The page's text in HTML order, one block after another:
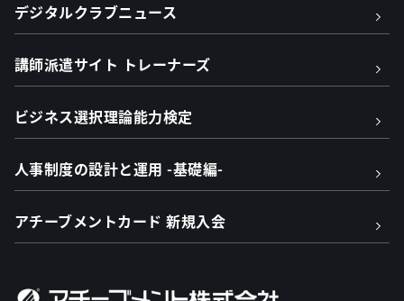
デジタルクラブニュース
講師派遣サイト トレーナーズ
ビジネス選択理論能力検定
人事制度の設計と運用 -基礎編-
アチーブメントカード 新規入会